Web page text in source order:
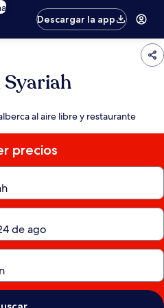
Descargar la app
Syariah
al aire libre y restaurante
precios